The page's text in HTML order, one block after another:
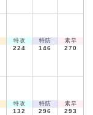
特攻
224
特防
146
素早
270
特攻
132
特防
296
素早
293